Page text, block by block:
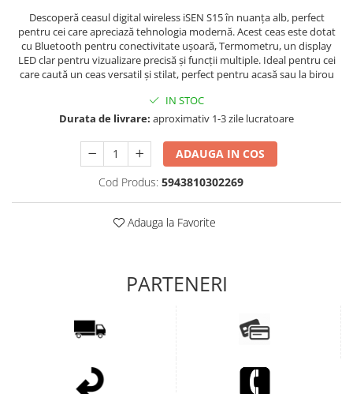
Descoperă ceasul digital wireless iSEN S15 în nuanța alb, perfect
pentru cei care apreciază tehnologia modernă. Acest ceas este dotat
cu Bluetooth pentru conectivitate ușoară, Termometru, un display
LED clar pentru vizualizare precisă și funcții multiple. Ideal pentru cei
care caută un ceas versatil și stilat, perfect pentru acasă sau la birou
IN STOC
Durata de livrare: aproximativ 1-3 zile lucratoare
ADAUGA IN COS
Cod Produs: 5943810302269
Adauga la Favorite